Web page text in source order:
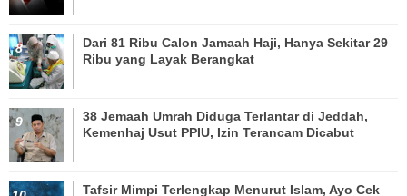
Dari 81 Ribu Calon Jamaah Haji, Hanya Sekitar 29
Ribu yang Layak Berangkat
38 Jemaah Umrah Diduga Terlantar di Jeddah,
Kemenhaj Usut PPIU, Izin Terancam Dicabut
Tafsir Mimpi Terlengkap Menurut Islam, Ayo Cek